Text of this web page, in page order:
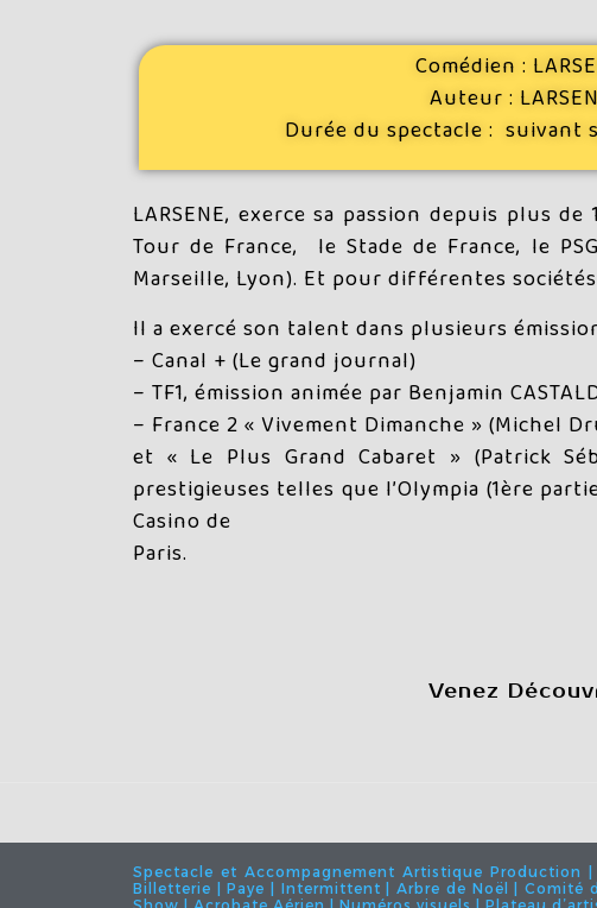
Comédien :
Auteur :
Durée du spectacle :suivant
LARSENE, exerce sa passion depuis plus
Tour de France, le Stade de France, le
Marseille, Lyon). Et pour différentes
Il a exercé son talent dans plusieurs
– Canal + (Le grand journal)
– TF1, émission animée par Benjamin
– France 2 « Vivement Dimanche » (Michel
et « Le Plus Grand Cabaret » (Patrick
prestigieuses telles que l’Olympia (1ère
Casino de
Paris.
Venez
Spectacle et Accompagnement Artistique
Billetterie | Paye | Intermittent | Arbre de Noël | Comité